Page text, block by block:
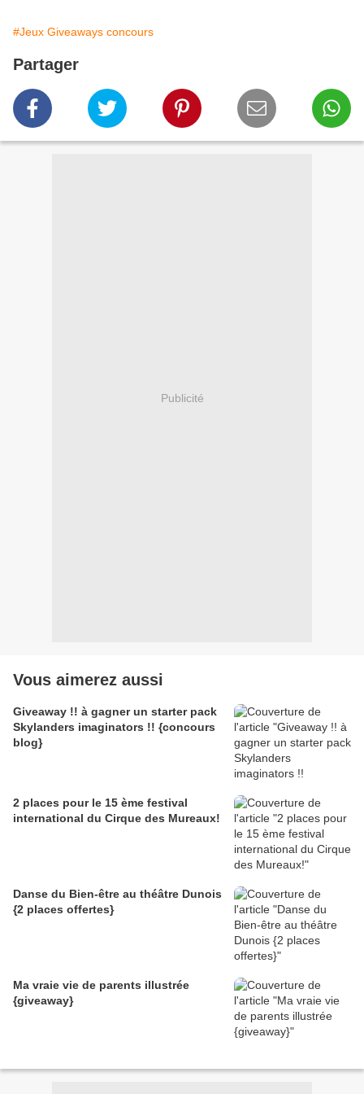
#Jeux Giveaways concours
Partager
Publicité
Vous aimerez aussi
Giveaway !! à gagner un starter pack
Skylanders imaginators !! {concours
blog}
2 places pour le 15 ème festival
international du Cirque des Mureaux!
Danse du Bien-être au théâtre Dunois
{2 places offertes}
Ma vraie vie de parents illustrée
{giveaway}